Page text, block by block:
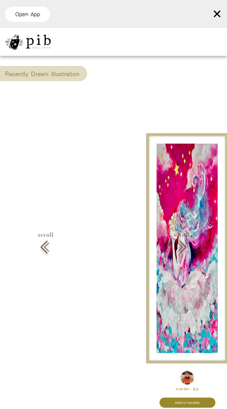
Open App ×
Recently Drawn Illustration
Illustrator: あみ
Add to favorite